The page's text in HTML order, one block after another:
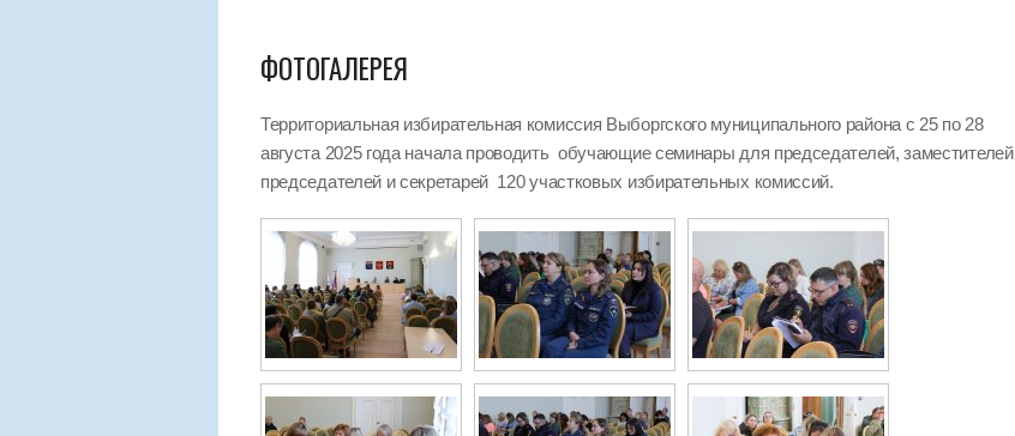
ФОТОГАЛЕРЕЯ
Территориальная избирательная комиссия Выборгского муниципального района с 25 по 28
августа 2025 года начала проводить обучающие семинары для председателей, заместителей
председателей и секретарей 120 участковых избирательных комиссий.